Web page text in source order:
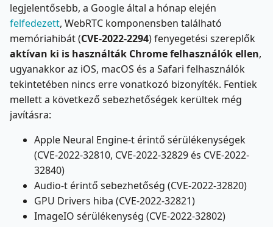
legjelentősebb, a Google által a hónap elején
felfedezett, WebRTC komponensben található
memóriahibát (CVE-2022-2294) fenyegetési szereplők
aktívan ki is használták Chrome felhasználók ellen,
ugyanakkor az iOS, macOS és a Safari felhasználók
tekintetében nincs erre vonatkozó bizonyíték. Fentiek
mellett a következő sebezhetőségek kerültek még
javításra:
Apple Neural Engine-t érintő sérülékenységek
(CVE-2022-32810, CVE-2022-32829 és CVE-2022-
32840)
Audio-t érintő sebezhetőség (CVE-2022-32820)
GPU Drivers hiba (CVE-2022-32821)
ImageIO sérülékenység (CVE-2022-32802)